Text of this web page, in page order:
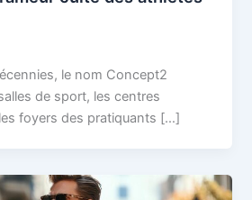
le nom Concept2
de sport, les centres
foyers des pratiquants […]